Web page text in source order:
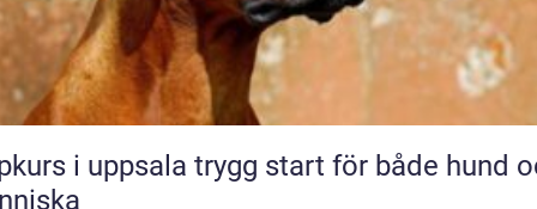
uppsala trygg start för både hund och